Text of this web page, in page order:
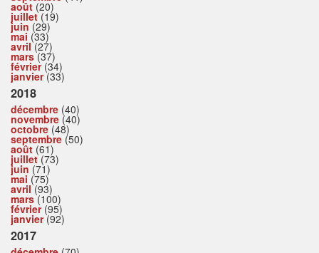
août (20)
juillet(19)
juin (29)
mai (33)
avril(27)
mars(37)
février(34)
janvier(33)
2018
décembre (40)
novembre (40)
octobre (48)
septembre (50)
août (61)
juillet(73)
juin (71)
mai (75)
avril(93)
mars(100)
février(95)
janvier(92)
2017